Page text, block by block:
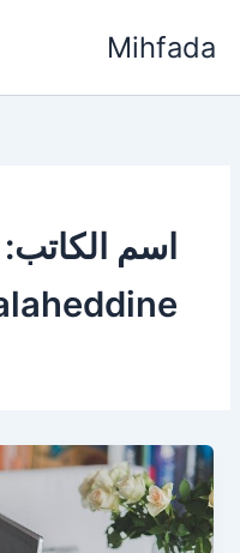
Mihfada